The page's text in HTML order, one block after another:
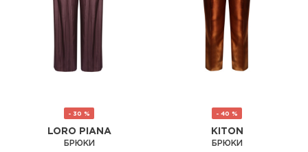
- 30 %
LORO PIANA
БРЮКИ
- 40 %
KITON
БРЮКИ